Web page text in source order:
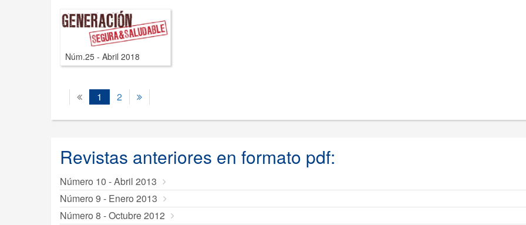
Núm.25 - Abril 2018
Previous
1 (current)
2 Next
Revistas anteriores en formato pdf:
Número 10 - Abril 2013
Número 9 - Enero 2013
Número 8 - Octubre 2012